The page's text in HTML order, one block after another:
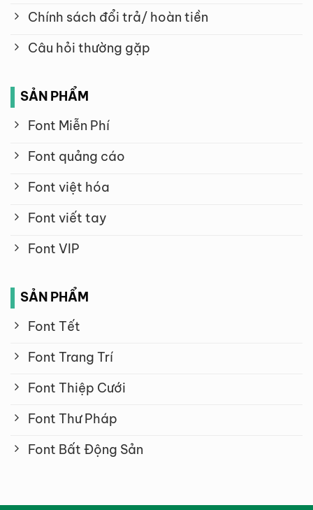
Chính sách đổi trả/ hoàn tiền
Câu hỏi thường gặp
SẢN PHẨM
Font Miễn Phí
Font quảng cáo
Font việt hóa
Font viết tay
Font VIP
SẢN PHẨM
Font Tết
Font Trang Trí
Font Thiệp Cưới
Font Thư Pháp
Font Bất Động Sản